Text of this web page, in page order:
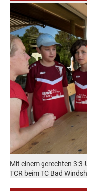
Mit einem gerechten
TCR beim TC Bad